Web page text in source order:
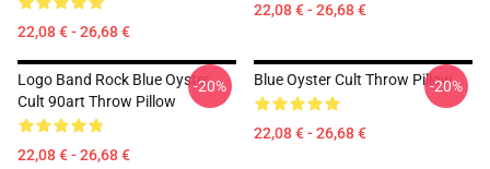
22,08 € - 26,68 €
22,08 € - 26,68 €
Logo Band Rock Blue Oyster
Cult 90art Throw Pillow
22,08 € - 26,68 €
-20% Blue Oyster Cult Throw Pillow
22,08 € - 26,68 €
-20%